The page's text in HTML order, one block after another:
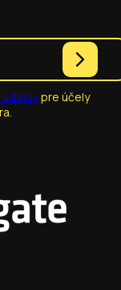
údajovpre účely